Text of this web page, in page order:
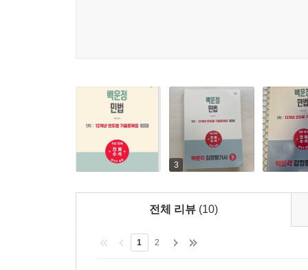
3
전체 리뷰 (10)
1 2